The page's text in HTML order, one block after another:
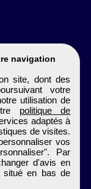
navigation
site, dont des
votre
utilisation de
politique de
adaptés à
de visites.
vos
Par
d'avis en
situé en bas de